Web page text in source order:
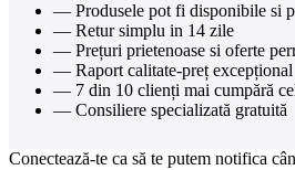
— Produsele pot fi disponibile si
— Retur simplu in 14 zile
— Prețuri prietenoase si oferte
— Raport calitate-preț excepțional
— 7 din 10 clienți mai cumpără
— Consiliere specializată gratuită
Conectează-te ca să te putem notifica